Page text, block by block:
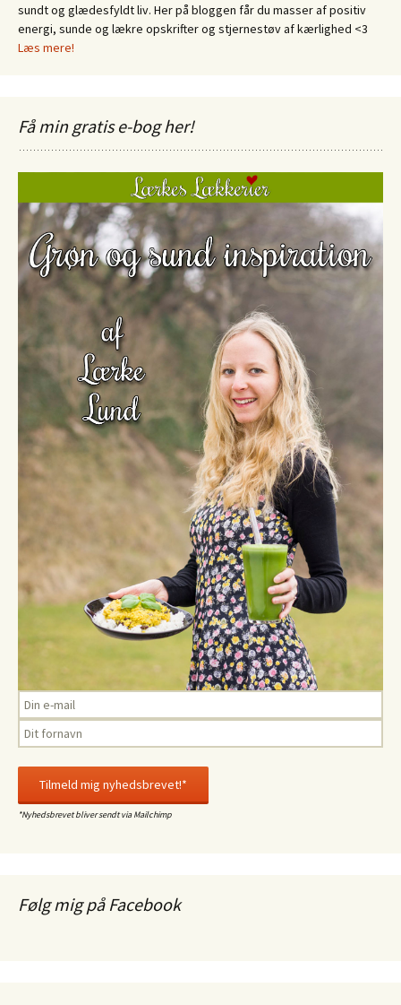
sundt og glædesfyldt liv. Her på bloggen får du masser af positiv
energi, sunde og lækre opskrifter og stjernestøv af kærlighed <3
Læs mere!
Få min gratis e-bog her!
*Nyhedsbrevet bliver sendt via Mailchimp
Følg mig på Facebook